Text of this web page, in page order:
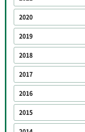
2020
2019
2018
2017
2016
2015